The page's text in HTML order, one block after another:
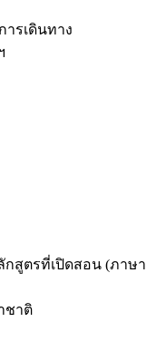
รเดินทาง
กสูตรที่เปิดสอน (ภาษา
ชาติ